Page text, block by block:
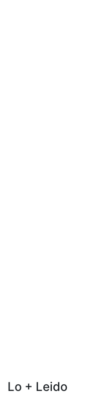
Lo + Leido